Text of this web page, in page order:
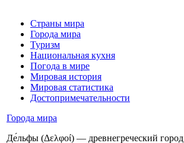
Страны мира
Города мира
Туризм
Национальная кухня
Погода в мире
Мировая история
Мировая статистика
Достопримечательности
Города мира
Де́льфы (Δελφοί) — древнегреческий город